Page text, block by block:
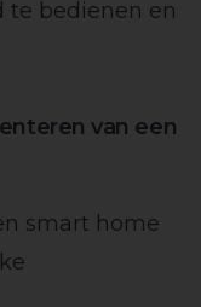
te bedienen en
van een
smart home